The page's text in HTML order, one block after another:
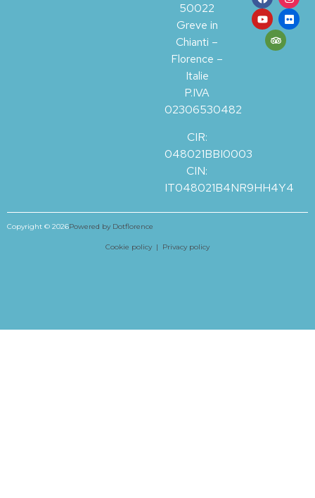
50022
Greve in
Chianti –
Florence –
Italie
P.IVA
02306530482
CIR:
048021BBI0003
CIN:
IT048021B4NR9HH4Y4
Copyright © 2026Powered by Dotflorence
Cookie policy | Privacy policy